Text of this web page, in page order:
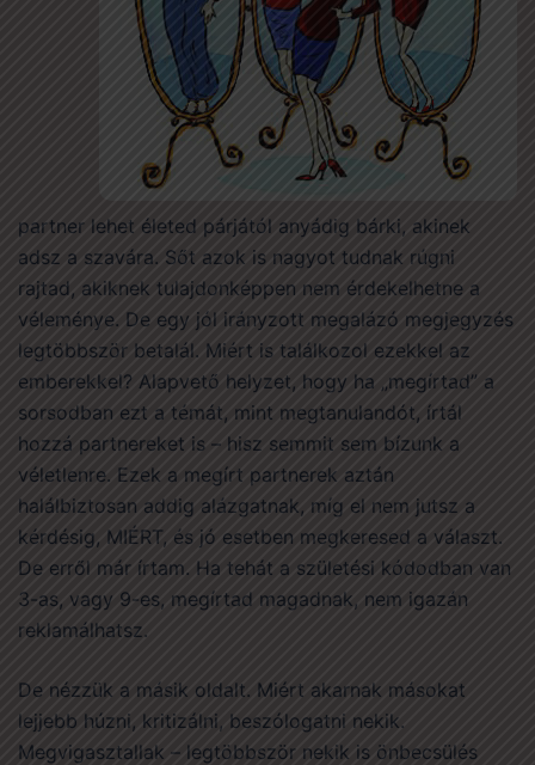
partner lehet életed párjától anyádig bárki, akinek
adsz a szavára. Sőt azok is nagyot tudnak rúgni
rajtad, akiknek tulajdonképpen nem érdekelhetne a
véleménye. De egy jól irányzott megalázó megjegyzés
legtöbbször betalál. Miért is találkozol ezekkel az
emberekkel? Alapvető helyzet, hogy ha „megírtad” a
sorsodban ezt a témát, mint megtanulandót, írtál
hozzá partnereket is – hisz semmit sem bízunk a
véletlenre. Ezek a megírt partnerek aztán
halálbiztosan addig alázgatnak, míg el nem jutsz a
kérdésig, MIÉRT, és jó esetben megkeresed a választ.
De erről már írtam. Ha tehát a születési kódodban van
3-as, vagy 9-es, megírtad magadnak, nem igazán
reklamálhatsz.
De nézzük a másik oldalt. Miért akarnak másokat
lejjebb húzni, kritizálni, beszólogatni nekik.
Megvigasztallak – legtöbbször nekik is önbecsülés